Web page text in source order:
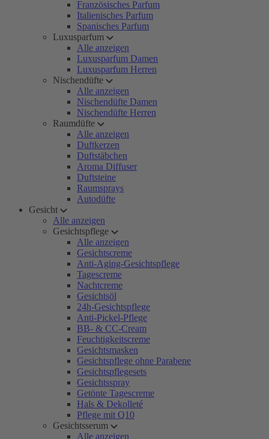
Französisches Parfum
Italienisches Parfum
Spanisches Parfum
Luxusparfum
Alle anzeigen
Luxusparfum Damen
Luxusparfum Herren
Nischendüfte
Alle anzeigen
Nischendüfte Damen
Nischendüfte Herren
Raumdüfte
Alle anzeigen
Duftkerzen
Duftstäbchen
Aroma Diffuser
Duftsteine
Raumsprays
Autodüfte
Gesicht
Alle anzeigen
Gesichtspflege
Alle anzeigen
Gesichtscreme
Anti-Aging-Gesichtspflege
Tagescreme
Nachtcreme
Gesichtsöl
24h-Gesichtspflege
Anti-Pickel-Pflege
BB- & CC-Cream
Feuchtigkeitscreme
Gesichtsmasken
Gesichtspflege ohne Parabene
Gesichtspflegesets
Gesichtsspray
Getönte Tagescreme
Hals & Dekolleté
Pflege mit Q10
Gesichtsserum
Alle anzeigen